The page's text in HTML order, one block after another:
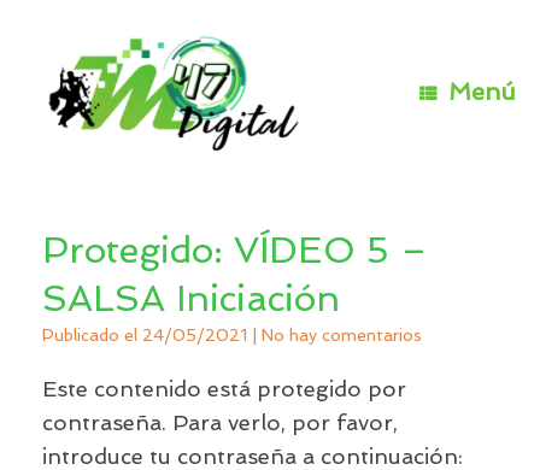
Menú
Protegido: VÍDEO 5 –
SALSA Iniciación
Publicado el 24/05/2021 No hay comentarios
Este contenido está protegido por
contraseña. Para verlo, por favor,
introduce tu contraseña a continuación: